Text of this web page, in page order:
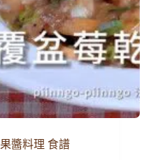
果醬料理 食譜